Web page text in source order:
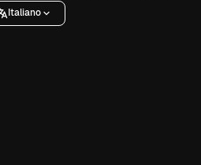
Italiano